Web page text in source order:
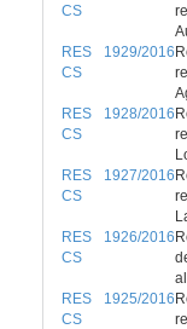
CS
RES 1929/2016
CS
RES 1928/2016
CS
RES 1927/2016
CS
RES 1926/2016
CS
RES 1925/2016
CS